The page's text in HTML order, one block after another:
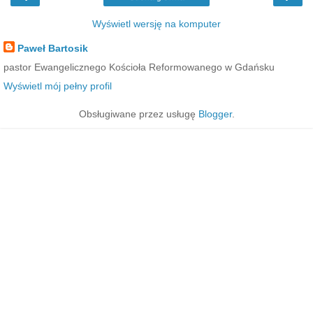
Wyświetl wersję na komputer
Paweł Bartosik
pastor Ewangelicznego Kościoła Reformowanego w Gdańsku
Wyświetl mój pełny profil
Obsługiwane przez usługę Blogger.